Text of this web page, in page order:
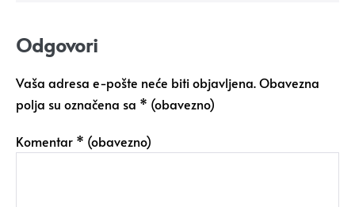
Odgovori
Vaša adresa e-pošte neće biti objavljena.Obavezna
polja su označena sa * (obavezno)
Komentar * (obavezno)